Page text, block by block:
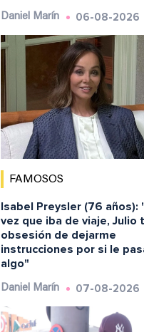
Daniel Marín 06-08-2026
FAMOSOS
Isabel Preysler (76 años):
vez que iba de viaje, Julio
obsesión de dejarme
instrucciones por si le
algo"
Daniel Marín 07-08-2026